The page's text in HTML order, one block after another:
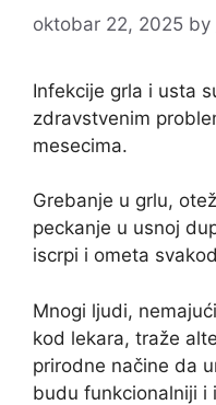
oktobar 22, 2025 by
Infekcije grla i usta
zdravstvenim
mesecima.
Grebanje u grlu,
peckanje u usnoj
iscrpi i ometa
Mnogi ljudi,
kod lekara, traže
prirodne načine da
budu funkcionalniji i